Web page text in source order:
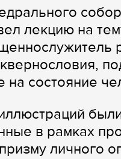
лекцию на
на состояние
в рамках
личного